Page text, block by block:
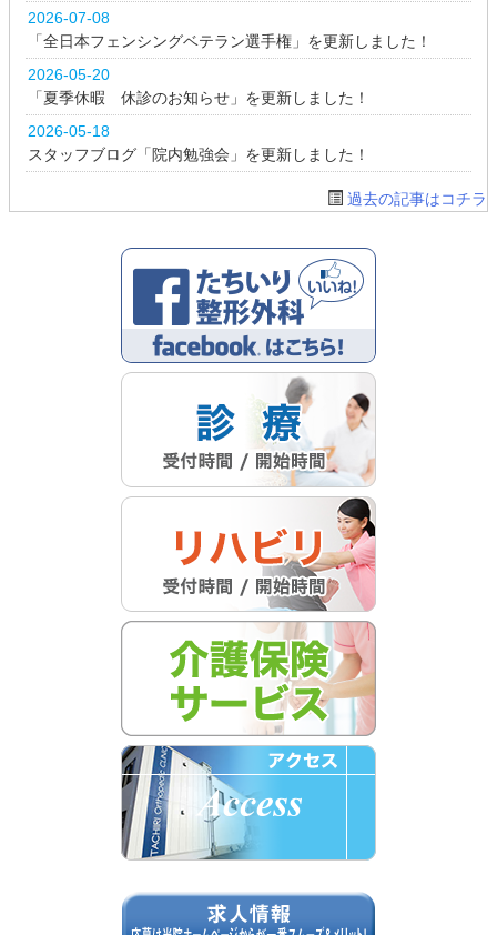
2026-07-08
「全日本フェンシングベテラン選手権」を更新しました！
2026-05-20
「夏季休暇 休診のお知らせ」を更新しました！
2026-05-18
スタッフブログ「院内勉強会」を更新しました！
過去の記事はコチラ